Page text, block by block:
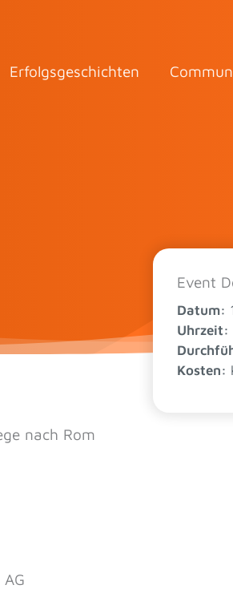
Erfolgsgeschichten
nach Rom
Event
Datum:
Uhrzeit:
Kosten: